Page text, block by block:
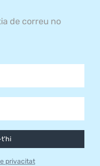
de correu no
t'hi
privacitat